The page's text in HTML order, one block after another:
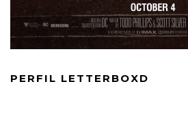
PERFIL LETTERBOXD